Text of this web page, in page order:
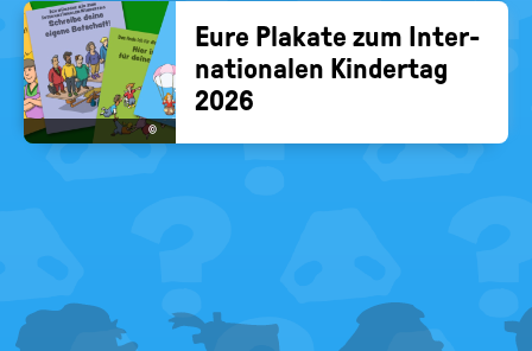
©
Eure Pla­ka­te zum In­ter­
na­tio­na­len Kin­der­tag
2026
FOOTER